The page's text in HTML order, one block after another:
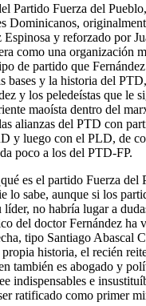
Partido Fuerza del
Dominicanos,
Espinosa y reforzado por
como una organización
de partido que
bases y la historia del
y los peledeístas que le
maoísta dentro del
alianzas del PTD con
y luego con el PLD, de
poco a los del PTD-FP.
es el partido Fuerza del
lo sabe, aunque si los
líder, no habría lugar a
del doctor Fernández ha
tipo Santiago Abascal
historia, el recién
también es abogado y
indispensables e
ratificado como primer